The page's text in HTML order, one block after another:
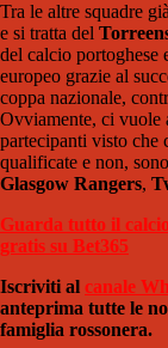
Tra le altre squadre
e si tratta del
del calcio portoghese
europeo grazie al
coppa nazionale,
Ovviamente, ci vuole
partecipanti visto che
qualificate e non,
Glasgow Rangers,
Guarda tutto il
gratis su Bet365
Iscriviti al canale
anteprima tutte le
famiglia rossonera.